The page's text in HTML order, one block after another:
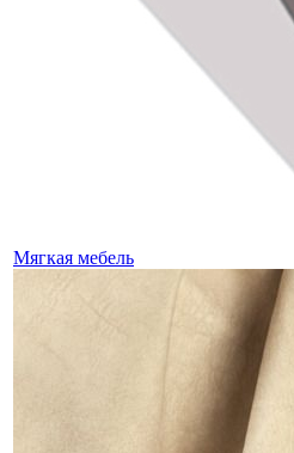
Мягкая мебель